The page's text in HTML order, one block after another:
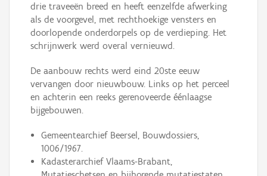
drie traveeën breed en heeft eenzelfde afwerking
als de voorgevel, met rechthoekige vensters en
doorlopende onderdorpels op de verdieping. Het
schrijnwerk werd overal vernieuwd.
De aanbouw rechts werd eind 20ste eeuw
vervangen door nieuwbouw. Links op het perceel
en achterin een reeks gerenoveerde éénlaagse
bijgebouwen.
Gemeentearchief Beersel, Bouwdossiers,
1006/1967.
Kadasterarchief Vlaams-Brabant,